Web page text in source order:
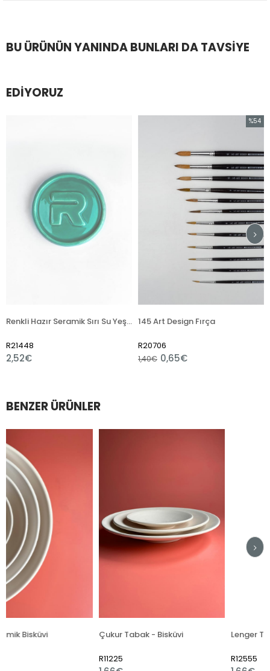
BU ÜRÜNÜN YANINDA BUNLARI DA TAVSIYE
EDIYORUZ
Renkli Hazır Seramik Sırı Su Yeşili 6135 (1050 °C) 145 Art Design Fırça
BENZER ÜRÜNLER
Çukur Tabak - Bisküvi